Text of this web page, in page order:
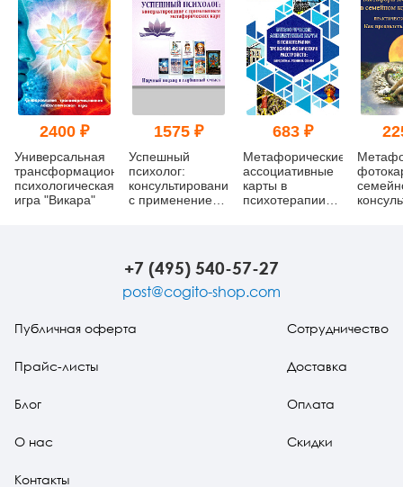
2400 ₽
Универсальная
трансформационная
психологическая
игра "Викара"
1575 ₽
Успешный
психолог:
консультирование
с применением
683 ₽
Метафорические
ассоциативные
карты в
психотерапии
техники, схемы
+7 (495) 540-57-27
post@cogito-shop.com
Публичная оферта
Прайс-листы
Блог
О нас
Контакты
Сотрудничество
Доставка
Оплата
Скидки